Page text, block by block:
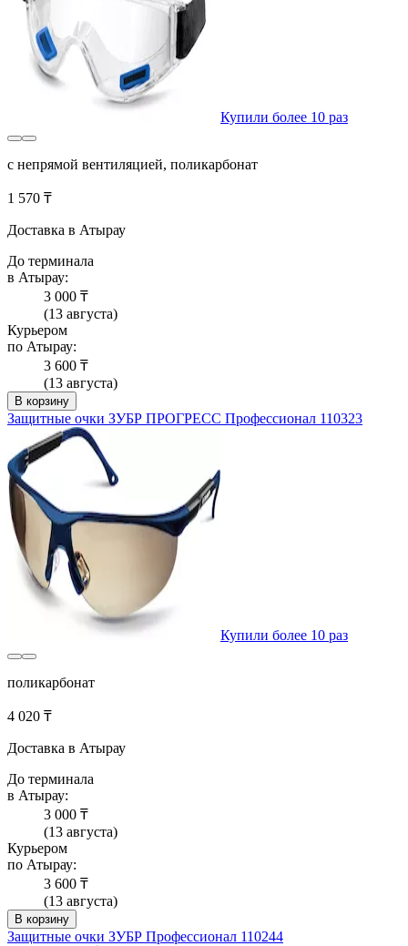
Купили более 10 раз
с непрямой вентиляцией, поликарбонат
1 570 ₸
Доставка в Атырау
До терминала
в Атырау:
3 000 ₸
(13 августа)
Курьером
по Атырау:
3 600 ₸
(13 августа)
В корзину
Защитные очки ЗУБР ПРОГРЕСС Профессионал 110323
Купили более 10 раз
поликарбонат
4 020 ₸
Доставка в Атырау
До терминала
в Атырау:
3 000 ₸
(13 августа)
Курьером
по Атырау:
3 600 ₸
(13 августа)
В корзину
Защитные очки ЗУБР Профессионал 110244